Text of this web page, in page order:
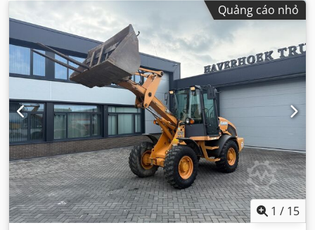
Quảng cáo nhỏ
1 / 15